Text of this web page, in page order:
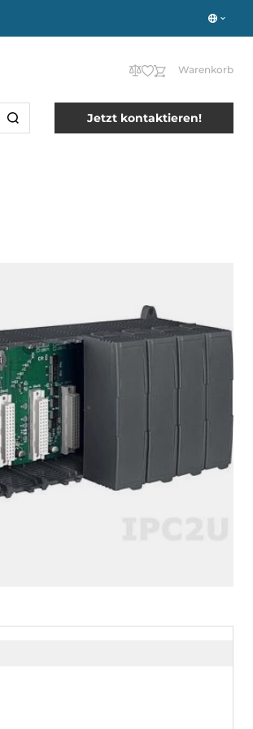
Warenkorb
Jetzt kontaktieren!